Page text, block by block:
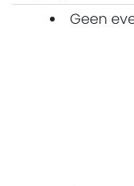
Geen